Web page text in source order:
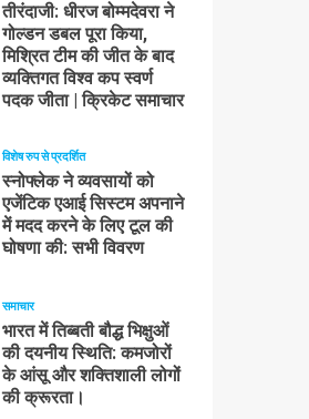
तीरंदाजी: धीरज बोम्मदेवरा ने
गोल्डन डबल पूरा किया,
मिश्रित टीम की जीत के बाद
व्यक्तिगत विश्व कप स्वर्ण
पदक जीता | क्रिकेट समाचार
विशेष रुप से प्रदर्शित
स्नोफ्लेक ने व्यवसायों को
एजेंटिक एआई सिस्टम अपनाने
में मदद करने के लिए टूल की
घोषणा की: सभी विवरण
समाचार
भारत में तिब्बती बौद्ध भिक्षुओं
की दयनीय स्थिति: कमजोरों
के आंसू और शक्तिशाली लोगों
की क्रूरता।